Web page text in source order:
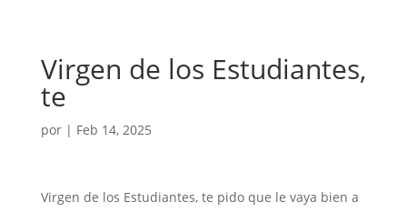
Virgen de los Estudiantes,
te
por | Feb 14, 2025
Virgen de los Estudiantes, te pido que le vaya bien a